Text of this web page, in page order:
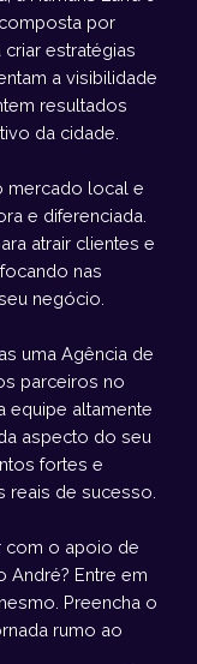
por
estratégias
a visibilidade
resultados
da cidade.
mercado local e
e diferenciada.
atrair clientes e
nas
negócio.
uma Agência de
parceiros no
equipe altamente
aspecto do seu
fortes e
de sucesso.
com o apoio de
André? Entre em
Preencha o
rumo ao